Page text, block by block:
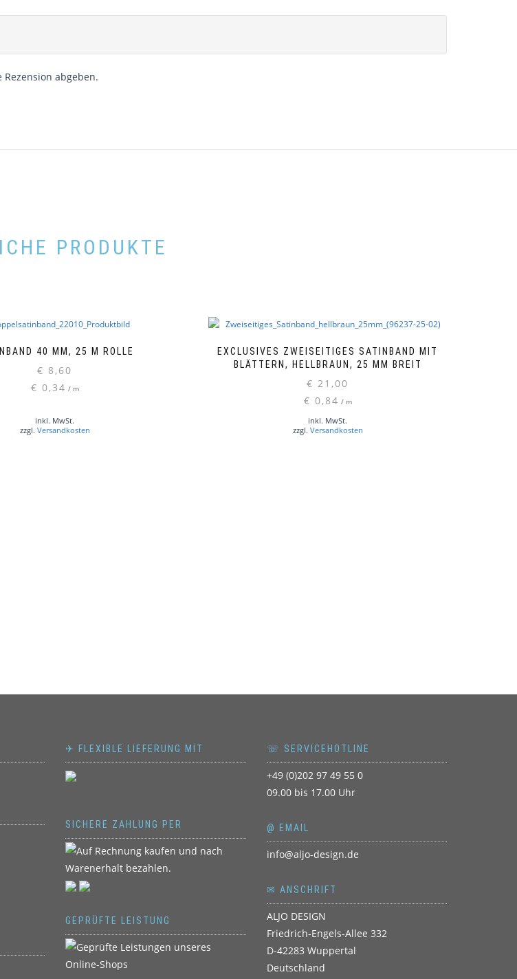
abgeben.
PRODUKTE
40 MM, 25 M ROLLE
€ 8,60
€ 0,34 / m
inkl. MwSt.
zzgl. Versandkosten
EXCLUSIVES ZWEISEITIGES SATINBAND MIT
BLÄTTERN, HELLBRAUN, 25 MM BREIT
€ 21,00
€ 0,84 / m
inkl. MwSt.
zzgl. Versandkosten
✈ FLEXIBLE LIEFERUNG MIT
SICHERE ZAHLUNG PER
GEPRÜFTE LEISTUNG
☏ SERVICEHOTLINE
+49 (0)202 97 49 55 0
09.00 bis 17.00 Uhr
@ EMAIL
info@aljo-design.de
✉ ANSCHRIFT
ALJO DESIGN
Friedrich-Engels-Allee 332
D-42283 Wuppertal
Deutschland